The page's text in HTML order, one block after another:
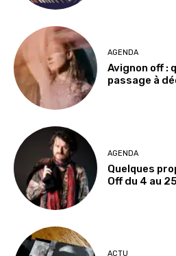
AGENDA
Avignon off :
passage à
AGENDA
Quelques
Off du 4 au
ACTU